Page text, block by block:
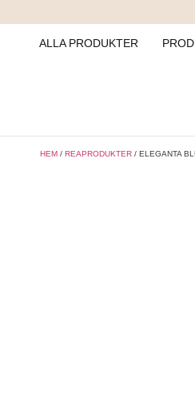
ALLA PRODUKTER
HEM / REAPRODUKTER / ELEGANTA